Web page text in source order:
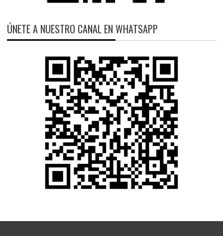
ÚNETE A NUESTRO CANAL EN WHATSAPP